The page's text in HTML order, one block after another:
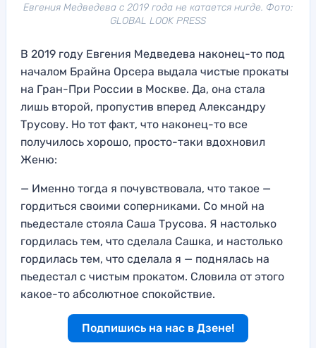
Евгения Медведева с 2019 года не катается нигде. Фото:
GLOBAL LOOK PRESS
В 2019 году Евгения Медведева наконец-то под
началом Брайна Орсера выдала чистые прокаты
на Гран-При России в Москве. Да, она стала
лишь второй, пропустив вперед Александру
Трусову. Но тот факт, что наконец-то все
получилось хорошо, просто-таки вдохновил
Женю:
— Именно тогда я почувствовала, что такое —
гордиться своими соперниками. Со мной на
пьедестале стояла Саша Трусова. Я настолько
гордилась тем, что сделала Сашка, и настолько
гордилась тем, что сделала я — поднялась на
пьедестал с чистым прокатом. Словила от этого
какое-то абсолютное спокойствие.
Подпишись на нас в Дзене!